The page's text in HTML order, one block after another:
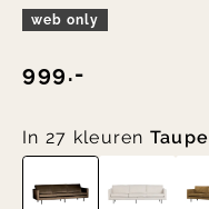
web only
999.-
In 27 kleuren Taupe